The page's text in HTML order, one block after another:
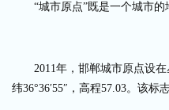
“城市原点”既是一个城市
2011年，邯郸城市原点设
纬36°36′55″，高程57.03。该标